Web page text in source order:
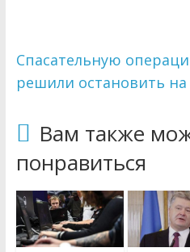
Спасательную
решили остановить на
Вам также
понравиться